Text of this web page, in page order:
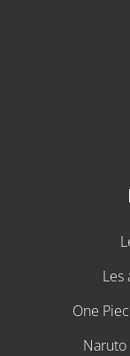
Les
One